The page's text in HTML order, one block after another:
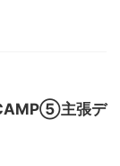
主張デ